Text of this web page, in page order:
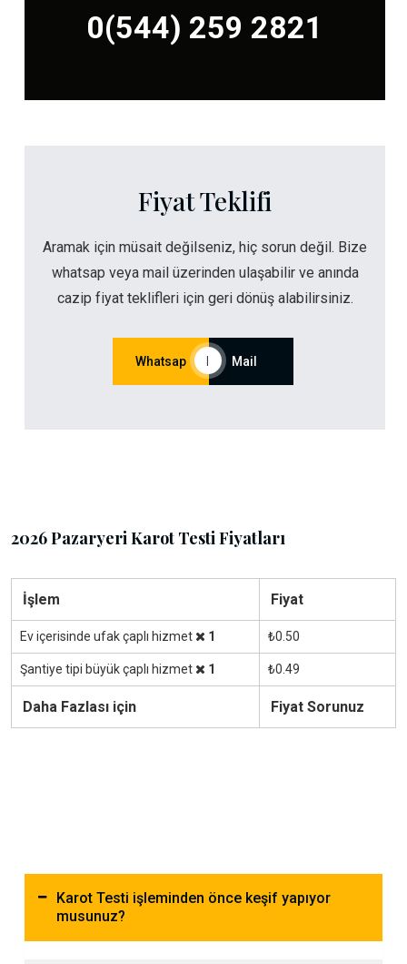
0(544) 259 2821
Fiyat Teklifi
Aramak için müsait değilseniz, hiç sorun değil. Bize
whatsap veya mail üzerinden ulaşabilir ve anında
cazip fiyat teklifleri için geri dönüş alabilirsiniz.
Whatsap | Mail
2026 Pazaryeri Karot Testi Fiyatları
İşlem Fiyat
Ev içerisinde ufak çaplı hizmet 1 ₺0.50
Şantiye tipi büyük çaplı hizmet 1 ₺0.49
Daha Fazlası için Fiyat Sorunuz
Karot Testi işleminden önce keşif yapıyor
musunuz?